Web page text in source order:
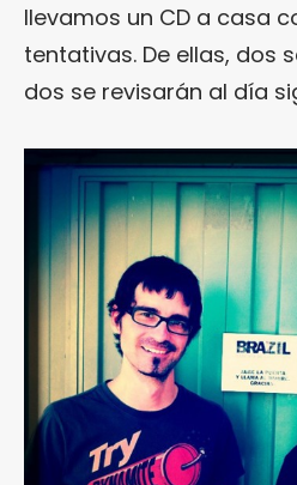
llevamos un CD a casa
tentativas. De ellas, dos
dos se revisarán al día